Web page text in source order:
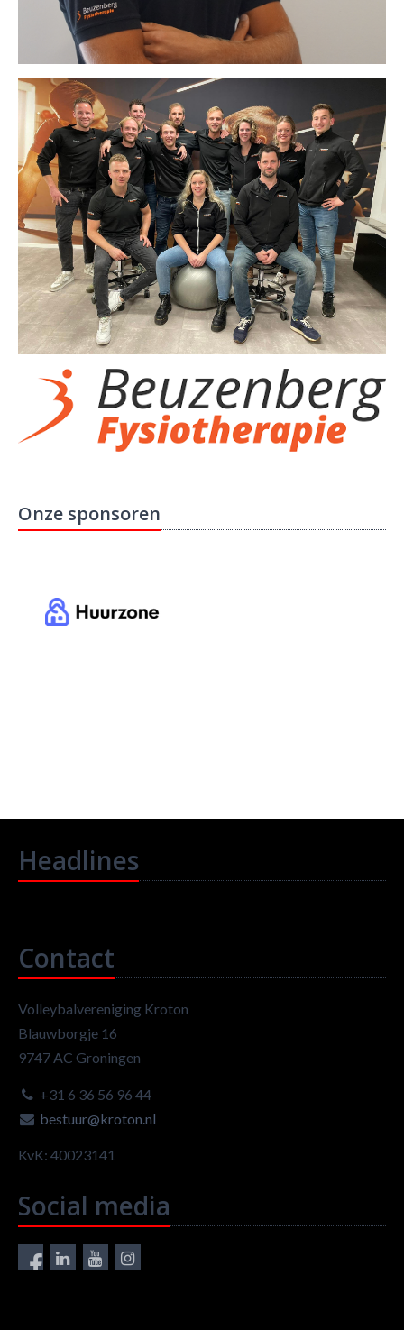
Onze sponsoren
Headlines
Contact
Volleybalvereniging Kroton
Blauwborgje 16
9747 AC Groningen
+31 6 36 56 96 44
bestuur@kroton.nl
KvK: 40023141
Social media